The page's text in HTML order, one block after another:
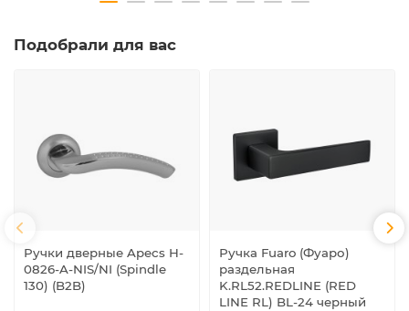
Подобрали для вас
Ручки дверные Apecs H-
0826-A-NIS/NI (Spindle
130) (B2B)
Ручка Fuaro (Фуаро)
раздельная
K.RL52.REDLINE (RED
LINE RL) BL-24 черный